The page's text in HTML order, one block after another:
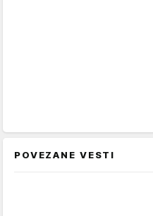
POVEZANE VESTI